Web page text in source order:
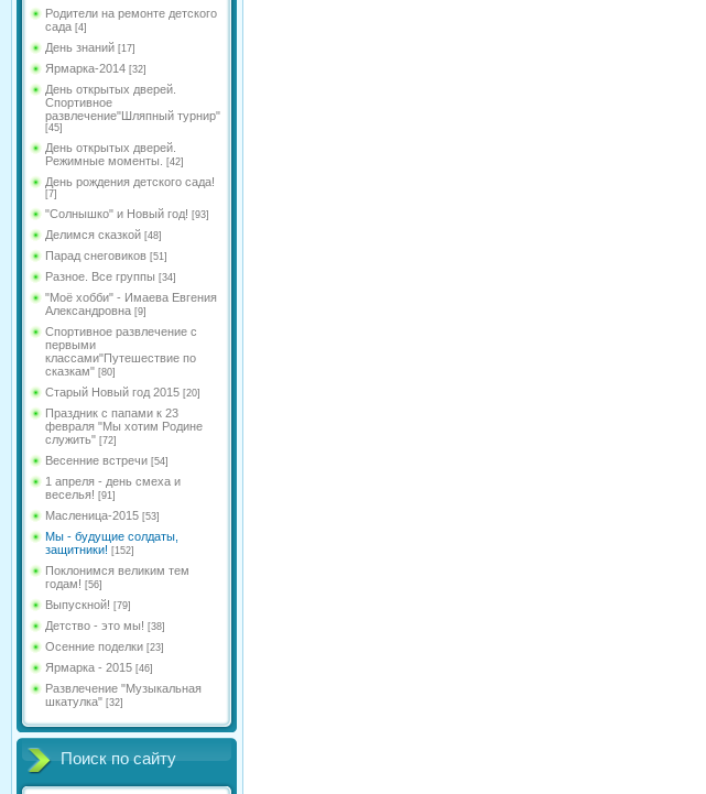
Родители на ремонте детского
сада [4]
День знаний [17]
Ярмарка-2014 [32]
День открытых дверей.
Спортивное
развлечение"Шляпный турнир"
[45]
День открытых дверей.
Режимные моменты.
[42]
День рождения детского сада!
[7]
"Солнышко" и Новый год! [93]
Делимся сказкой [48]
Парад снеговиков [51]
Разное. Все группы [34]
"Моё хобби" - Имаева Евгения
Александровна [9]
Спортивное развлечение с
первыми
классами"Путешествие по
сказкам" [80]
Старый Новый год 2015 [20]
Праздник с папами к 23
февраля "Мы хотим Родине
служить" [72]
Весенние встречи [54]
1 апреля - день смеха и
веселья! [91]
Масленица-2015 [53]
Мы - будущие солдаты,
защитники! [152]
Поклонимся великим тем
годам! [56]
Выпускной! [79]
Детство - это мы! [38]
Осенние поделки [23]
Ярмарка - 2015 [46]
Развлечение "Музыкальная
шкатулка" [32]
Поиск по сайту